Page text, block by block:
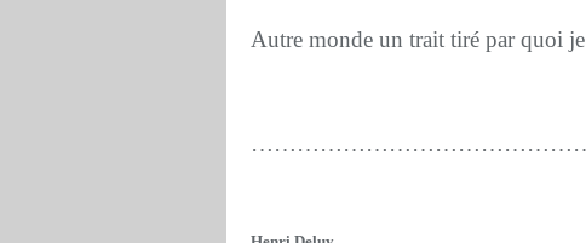
Autre monde un trait tiré par quoi